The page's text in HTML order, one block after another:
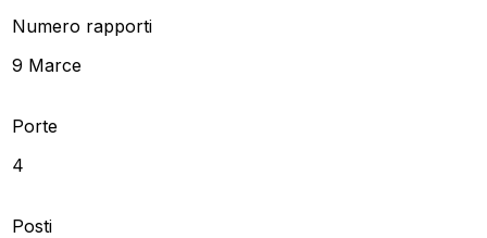
Numero rapporti
9 Marce
Porte
4
Posti